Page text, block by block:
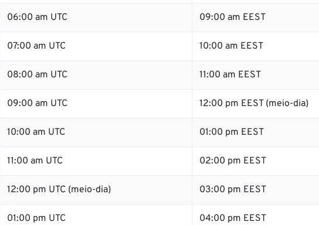
06:00 am UTC 09:00 am EEST
07:00 am UTC 10:00 am EEST
08:00 am UTC 11:00 am EEST
09:00 am UTC 12:00 pm EEST (meio-dia)
10:00 am UTC 01:00 pm EEST
11:00 am UTC 02:00 pm EEST
12:00 pm UTC (meio-dia) 03:00 pm EEST
01:00 pm UTC 04:00 pm EEST